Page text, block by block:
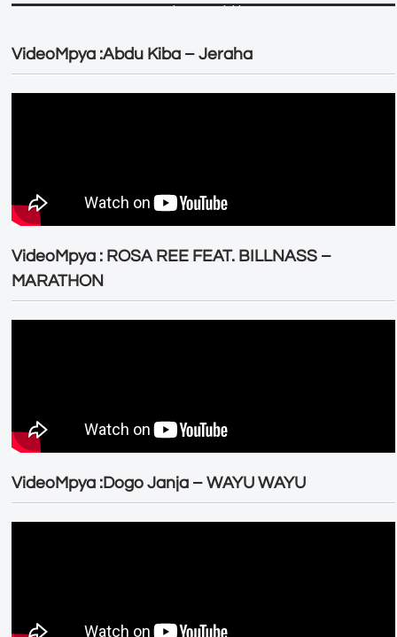
VideoMpya :Abdu Kiba – Jeraha
VideoMpya : ROSA REE FEAT. BILLNASS –
MARATHON
VideoMpya :Dogo Janja – WAYU WAYU